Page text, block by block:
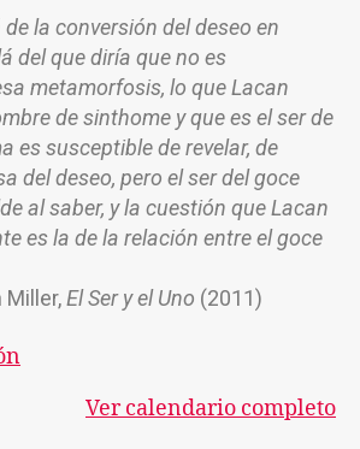
de la conversión del deseo en
del que diría que no es
metamorfosis, lo que Lacan
de sinthome y que es el ser de
es susceptible de revelar, de
del deseo, pero el ser del goce
al saber, y la cuestión que Lacan
es la de la relación entre el goce
El Ser y el Uno (2011)
Ver calendario completo